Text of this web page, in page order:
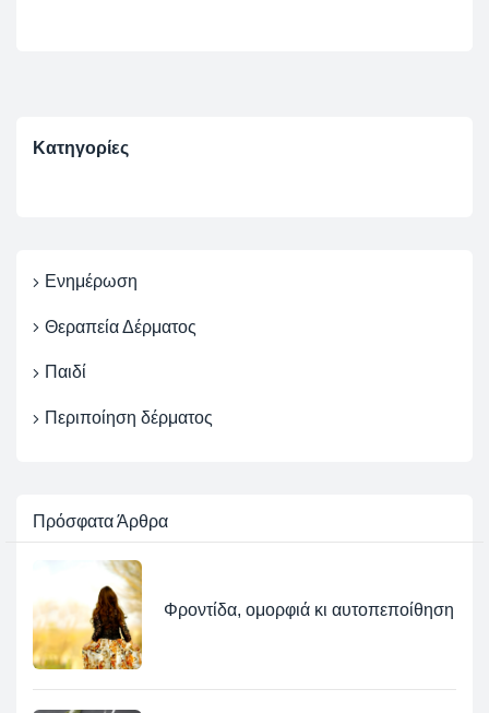
Κατηγορίες
Ενημέρωση
Θεραπεία Δέρματος
Παιδί
Περιποίηση δέρματος
ΠρόσφαταΆρθρα
Φροντίδα, ομορφιά κι αυτοπεποίθηση